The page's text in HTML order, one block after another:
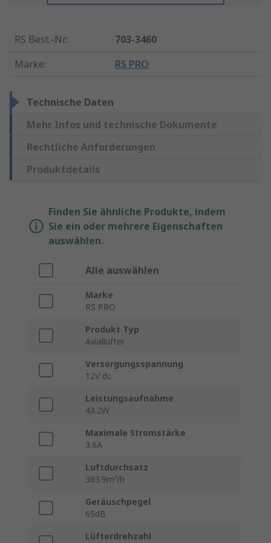
RS Best.-Nr.:
703-3460
Marke: RS PRO
Technische Daten
Mehr Infos und technische Dokumente
Rechtliche Anforderungen
Produktdetails
Finden Sie ähnliche Produkte, indem
Sie ein oder mehrere Eigenschaften
auswählen.
Alle auswählen
Marke
RS PRO
Produkt Typ
Axiallüfter
Versorgungsspannung
12V dc
Leistungsaufnahme
43.2W
Maximale Stromstärke
3.6A
Luftdurchsatz
383.9m³/h
Geräuschpegel
65dB
Lüfterdrehzahl